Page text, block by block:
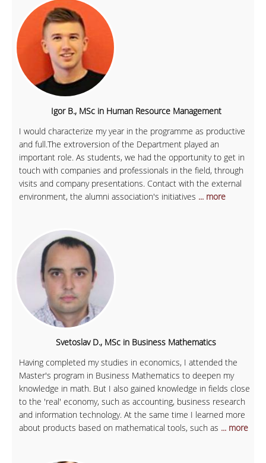
Igor B., MSc in Human Resource Management
I would characterize my year in the programme as productive
and full.The extroversion of the Department played an
important role. As students, we had the opportunity to get in
touch with companies and professionals in the field, through
visits and company presentations. Contact with the external
environment, the alumni association's initiatives ... more
Svetoslav D., MSc in Business Mathematics
Having completed my studies in economics, I attended the
Master's program in Business Mathematics to deepen my
knowledge in math. But I also gained knowledge in fields close
to the 'real' economy, such as accounting, business research
and information technology. At the same time I learned more
about products based on mathematical tools, such as ... more